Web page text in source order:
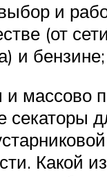
и
(от
и бензине;
и массово
секаторы
Какой